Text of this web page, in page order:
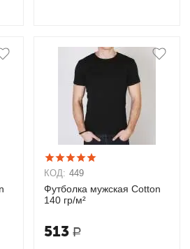
КОД: 449
Футболка мужская Cotton
140 гр/м²
513 Р